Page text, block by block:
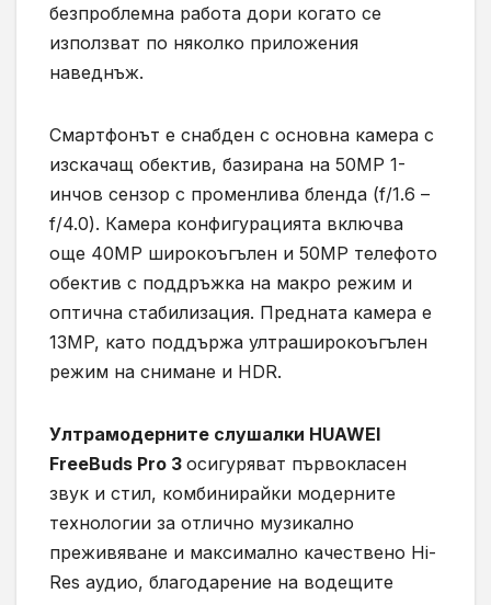
безпроблемна работа дори когато се
използват по няколко приложения
наведнъж.
Смартфонът е снабден с основна камера с
изскачащ обектив, базирана на 50MP 1-
инчов сензор с променлива бленда (f/1.6 –
f/4.0). Камера конфигурацията включва
още 40MP широкоъгълен и 50MP телефото
обектив с поддръжка на макро режим и
оптична стабилизация. Предната камера е
13MP, като поддържа ултраширокоъгълен
режим на снимане и HDR.
Ултрамодерните слушалки HUAWEI
FreeBuds Pro 3 осигуряват първокласен
звук и стил, комбинирайки модерните
технологии за отлично музикално
преживяване и максимално качествено Hi-
Res аудио, благодарение на водещите